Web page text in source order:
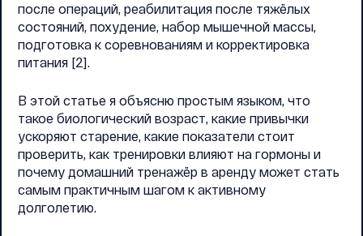
после операций, реабилитация после тяжёлых
состояний, похудение, набор мышечной массы,
подготовка к соревнованиям и корректировка
питания [2].
В этой статье я объясню простым языком, что
такое биологический возраст, какие привычки
ускоряют старение, какие показатели стоит
проверить, как тренировки влияют на гормоны и
почему домашний тренажёр в аренду может стать
самым практичным шагом к активному
долголетию.